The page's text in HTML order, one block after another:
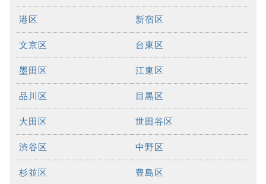
港区 新宿区
文京区 台東区
墨田区 江東区
品川区 目黒区
大田区 世田谷区
渋谷区 中野区
杉並区 豊島区